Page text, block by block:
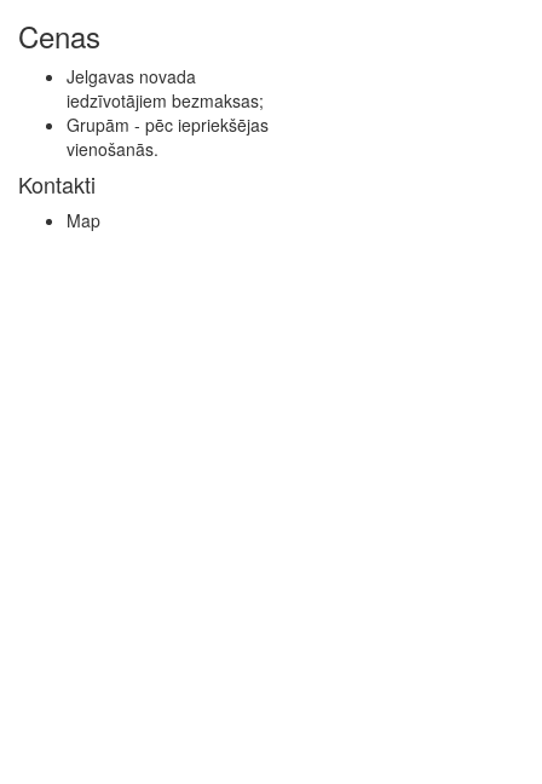
Cenas
Jelgavas novada
iedzīvotājiem bezmaksas;
Grupām - pēc iepriekšējas
vienošanās.
Kontakti
Map